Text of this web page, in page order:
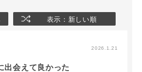
表示：新しい順
2026.1.21
出会えて良かった